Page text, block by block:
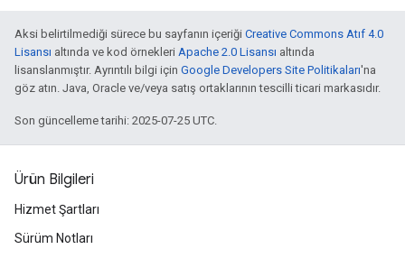
Aksi belirtilmediği sürece bu sayfanın içeriği Creative Commons Atıf 4.0
Lisansı altında ve kod örnekleri Apache 2.0 Lisansı altında
lisanslanmıştır. Ayrıntılı bilgi için Google Developers Site Politikaları'na
göz atın. Java, Oracle ve/veya satış ortaklarının tescilli ticari markasıdır.
Son güncelleme tarihi: 2025-07-25 UTC.
Ürün Bilgileri
Hizmet Şartları
Sürüm Notları